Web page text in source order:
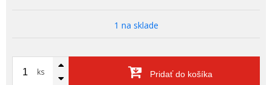
1 na sklade
ks Pridať do košíka